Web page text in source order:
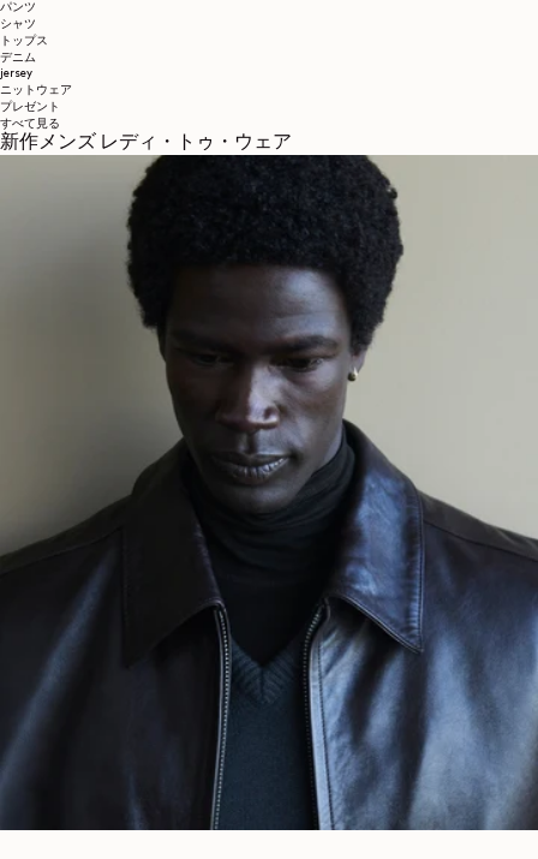
パンツ
シャツ
トップス
デニム
jersey
ニットウェア
プレゼント
すべて見る
新作メンズ レディ・トゥ・ウェア